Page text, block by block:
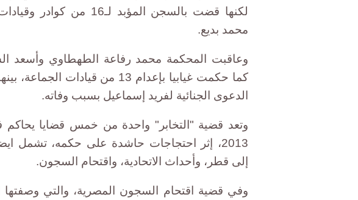
لكنها قضت بالسجن المؤبد
محمد بديع.
كما حكمت غيابيا بإعدام 13 من
الدعوى الجنائية لفريد إسماعيل بسبب وفاته.
وتعد قضية "التخابر" واحدة من خمس قضايا
2013، إثر احتجاجات حاشدة على حكمه، تشمل
إلى قطر، وأحداث الاتحادية، واقتحام السجون.
وفي قضية اقتحام السجون المصرية، والتي وصفتها